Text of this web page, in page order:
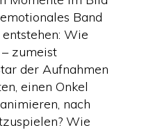
Band
Wie
zumeist
der Aufnahmen
einen Onkel
nach
Wie